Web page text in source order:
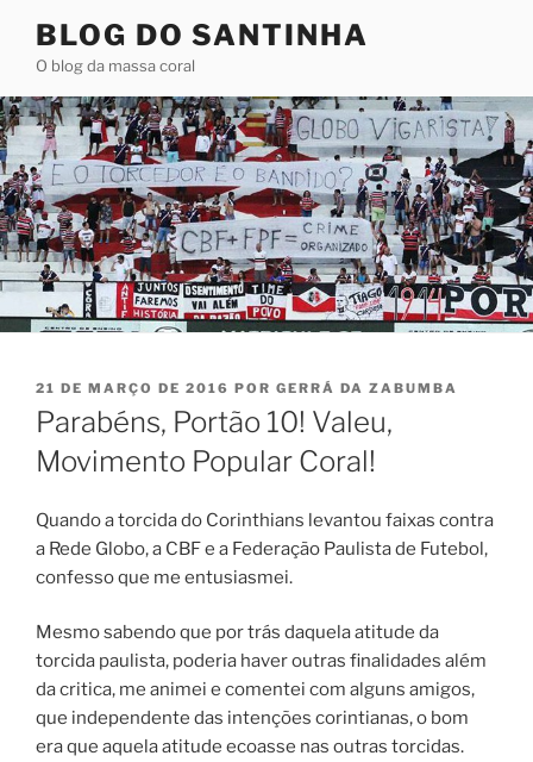
conteúdo
BLOG DO SANTINHA
O blog da massa coral
PUBLICADO
EM
21 DE MARÇO DE 2016 POR GERRÁ DA ZABUMBA
Parabéns, Portão 10! Valeu,
Movimento Popular Coral!
Quando a torcida do Corinthians levantou faixas contra
a Rede Globo, a CBF e a Federação Paulista de Futebol,
confesso que me entusiasmei.
Mesmo sabendo que por trás daquela atitude da
torcida paulista, poderia haver outras finalidades além
da critica, me animei e comentei com alguns amigos,
que independente das intenções corintianas, o bom
era que aquela atitude ecoasse nas outras torcidas.